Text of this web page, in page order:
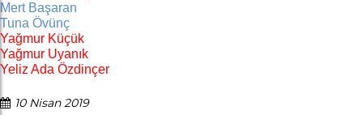
Mert Başaran
Tuna Övünç
Yağmur Küçük
Yağmur Uyanık
Yeliz Ada Özdinçer
10 Nisan 2019